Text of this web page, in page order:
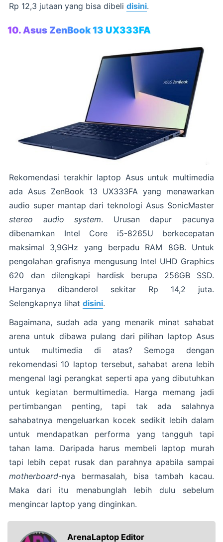
Rp 12,3 jutaan yang bisa dibeli disini.
10. Asus ZenBook 13 UX333FA
Rekomendasi terakhir laptop Asus untuk multimedia
ada Asus ZenBook 13 UX333FA yang menawarkan
audio super mantap dari teknologi Asus SonicMaster
stereo audio system. Urusan dapur pacunya
dibenamkan Intel Core i5-8265U berkecepatan
maksimal 3,9GHz yang berpadu RAM 8GB. Untuk
pengolahan grafisnya mengusung Intel UHD Graphics
620 dan dilengkapi hardisk berupa 256GB SSD.
Harganya dibanderol sekitar Rp 14,2 juta.
Selengkapnya lihat disini.
Bagaimana, sudah ada yang menarik minat sahabat
arena untuk dibawa pulang dari pilihan laptop Asus
untuk multimedia di atas? Semoga dengan
rekomendasi 10 laptop tersebut, sahabat arena lebih
mengenal lagi perangkat seperti apa yang dibutuhkan
untuk kegiatan bermultimedia. Harga memang jadi
pertimbangan penting, tapi tak ada salahnya
sahabatnya mengeluarkan kocek sedikit lebih dalam
untuk mendapatkan performa yang tangguh tapi
tahan lama. Daripada harus membeli laptop murah
tapi lebih cepat rusak dan parahnya apabila sampai
motherboard-nya bermasalah, bisa tambah kacau.
Maka dari itu menabunglah lebih dulu sebelum
mengincar laptop yang dinginkan.
ArenaLaptop Editor